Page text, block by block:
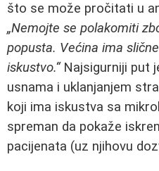
što se može pročitati u
„Nemojte se polakomiti
popusta. Većina ima
iskustvo.“Najsigurniji put
usnama i uklanjanjem
koji ima iskustva sa
spreman da pokaže
pacijenata (uz njihovu